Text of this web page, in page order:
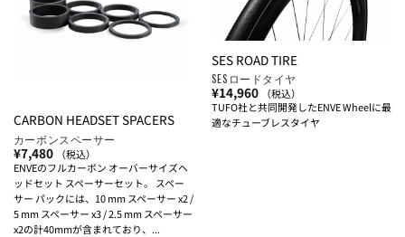
CARBON HEADSET SPACERS
カーボンスペーサー
¥7,480
（税込）
ENVEのフルカーボン オーバーサイズヘ
ッドセット スペーサーセット。 スペー
サー パックには、10 mm スペーサー x2 /
5 mm スペーサー x3 / 2.5 mm スペーサー
x2の計40mmが含まれており、...
SES ROAD TIRE
SESロードタイヤ
¥14,960
（税込）
TUFO社と共同開発したENVE Wheelに最
適なチューブレスタイヤ